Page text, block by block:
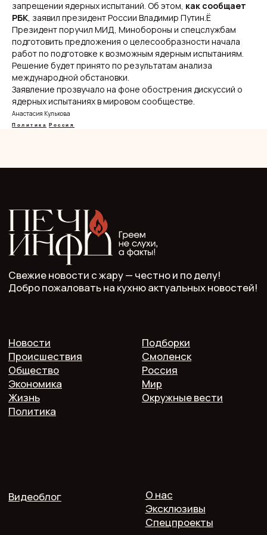
запрещении ядерных испытаний. Об этом, как сообщает
РБК, заявил президент России Владимир Путин.Ё
Президент поручил МИД, Минобороны и спецслужбам
подготовить предложения о целесообразности начала
работ по подготовке к возможным ядерным испытаниям.
Решение будет принято по результатам анализа
международной обстановки.
Заявление прозвучало на фоне обострения дискуссий о
ядерных испытаниях в мировом сообществе.
Анастасия Кулькова
Политика Россия
Новости
Происшествия
Общество
Экономика
Жизнь
Политика
Подборки
Смоленск
Россия
Мир
Окружные вести
Видеоблог
разрешена с письменного разрешения редакции
и указания прямой гиперссылки.
Учредитель: ООО "Мелодия"
Главный редактор: Кулькова А.С.
Телефон: 7 952 536 3336
Почта: redaktor.pech.info@yandex.ru
214000 Смоленская область, г. Смоленск, проспект
Гагарина 10/2, оф. 507
16+. Мнение редакции может не совпадать
с мнением авторов.